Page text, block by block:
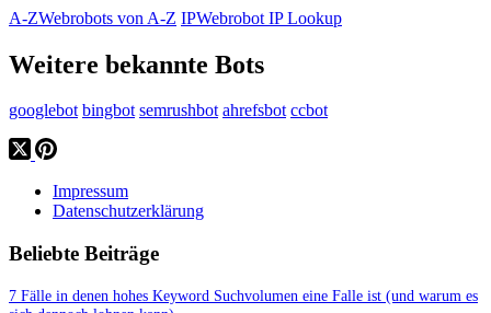
A-ZWebrobots von A-Z IPWebrobot IP Lookup
Weitere bekannte Bots
googlebot bingbot semrushbot ahrefsbot ccbot
Impressum
Datenschutzerklärung
Beliebte Beiträge
7 Fälle in denen hohes Keyword Suchvolumen eine Falle ist (und warum es